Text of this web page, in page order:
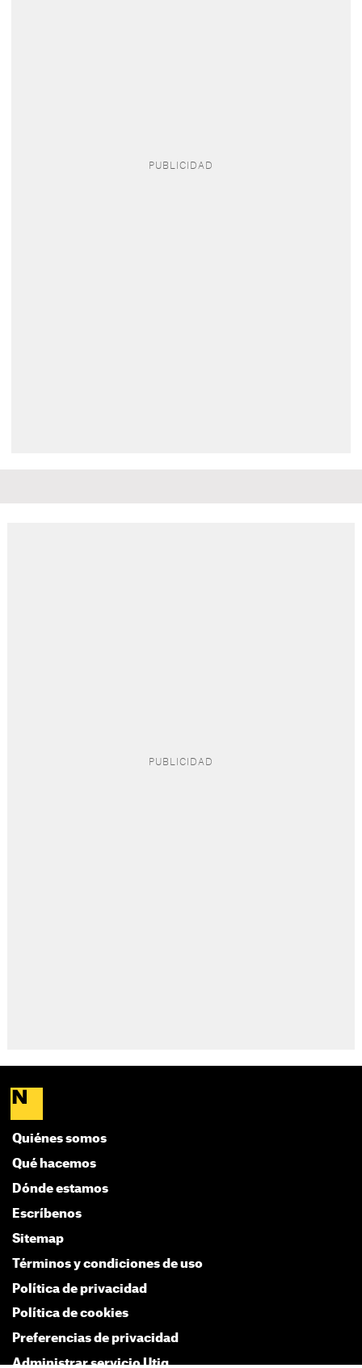
Quiénes somos
Qué hacemos
Dónde estamos
Escríbenos
Sitemap
Términos y condiciones de uso
Política de privacidad
Política de cookies
Preferencias de privacidad
Administrar servicio Utiq